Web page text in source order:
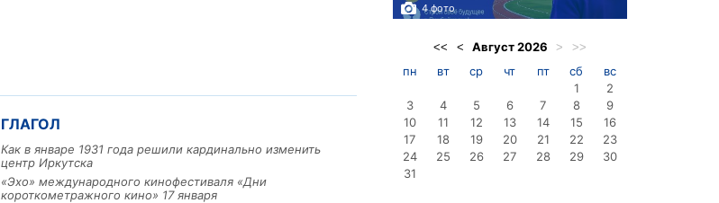
ГЛАГОЛ
Как в январе 1931 года решили кардинально изменить
центр Иркутска
«Эхо» международного кинофестиваля «Дни
короткометражного кино» 17 января
4 фото
<< < Август2026 > >>
пн вт ср чт пт сб
вс
1
2
3
4 5 6 7 8
9
10
11 12 13 14 15
16
17
18 19 20 21 22
23
24
25 26 27 28 29
30
31